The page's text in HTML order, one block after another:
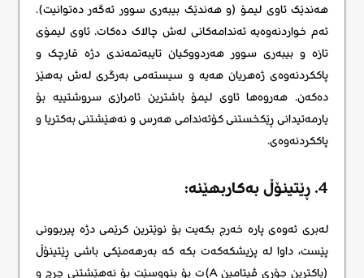
هەندێک ئاوی لیمۆ (و هەندێک بیبەری سوور ئەگەر دەتوانیت).
ئەم خواردنەوەیە ئەندامەکانی لەش چالاک دەکات. ئاوی لیمۆی
تازە و بیبەری سوور هەردووکیان تایبەتمەندی دژە قارچک و
پاککردنەوەی ژەهریان هەیە و سیستەمی بەرگری لەش بەهێز
دەکەن. هەروەها ئاوی لیمۆ باشترین ئامرازی سروشتییە بۆ
یارمەتیدانی ڕێکخستنی کۆئەندامی هەرس و نەهێشتنی بەکتریا و
پاککردنەوەی.
4. ڕێتینۆڵ بەکاربهێنە:
لەبری ئەوەی پارە خەرج بکەیت بۆ نوێترین کرێمی دژە پیربوونی
پێست، داوا لە پزیشکەکەت بکە کە بەرهەمێکی باشی ڕێتینۆڵ
(پاکترین جۆری ڤیتامین A)ت بۆ بنووسێت بۆ نەهێشتنی چرچ و